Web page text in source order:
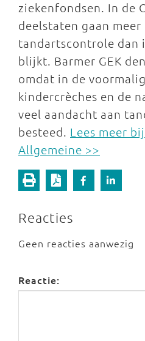
ziekenfondsen. In de
deelstaten gaan meer
tandartscontrole dan
blijkt. Barmer GEK
omdat in de
kindercrèches en de
veel aandacht aan
besteed. Lees meer
Allgemeine >>
Reacties
Geen reacties aanwezig
Reactie: